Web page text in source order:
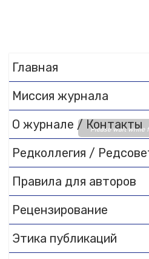
Please wait while
FAQs and issues
Flipbook Plugin
Главная
Миссия журнала
О журнале / Контакты
Редколлегия /
Правила для авторов
Рецензирование
Этика публикаций